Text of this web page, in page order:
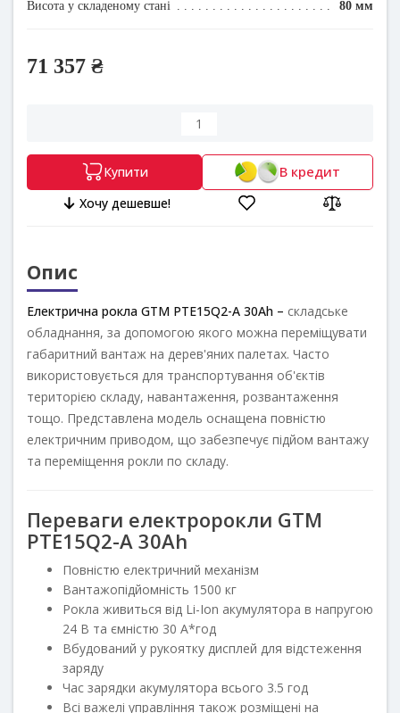
Висота у складеному стані
80 мм
71 357 ₴
Купити В кредит
Хочу дешевше!
Опис
Електрична рокла GTM PTE15Q2-A 30Ah – складське
обладнання, за допомогою якого можна переміщувати
габаритний вантаж на дерев'яних палетах. Часто
використовується для транспортування об'єктів
територією складу, навантаження, розвантаження
тощо. Представлена модель оснащена повністю
електричним приводом, що забезпечує підйом вантажу
та переміщення рокли по складу.
Переваги електророкли GTM
PTE15Q2-A 30Ah
Повністю електричний механізм
Вантажопідйомність 1500 кг
Рокла живиться від Li-Ion акумулятора в напругою
24 В та ємністю 30 А*год
Вбудований у рукоятку дисплей для відстеження
заряду
Час зарядки акумулятора всього 3.5 год
Всі важелі управління також розміщені на